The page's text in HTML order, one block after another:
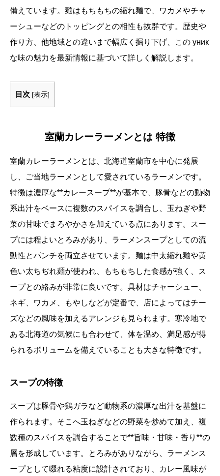
備えています。麺はもちもちの縮れ麺で、ワカメやチャ
ーシューなどのトッピングとの相性も抜群です。歴史や
作り方、他地域との違いまで幅広く掘り下げ、この уник
な味の魅力を最新情報に基づいて詳しく解説します。
目次 [表示]
室蘭カレーラーメンとは 特徴
室蘭カレーラーメンとは、北海道室蘭市を中心に発展
し、ご当地ラーメンとして愛されているラーメンです。
特徴は濃厚な**カレースープ**が基本で、豚骨などの動物
系出汁をベースに複数のスパイスを調合し、玉ねぎや野
菜の甘味でまろやかさを加えている点にあります。スー
プには程よいとろみがあり、ラーメンスープとしての流
動性とパンチを両立させています。麺は中太縮れ麺や黄
色い太ちぢれ麺が使われ、もちもちした食感が強く、ス
ープとの絡みが非常に良いです。具材はチャーシュー、
ネギ、ワカメ、もやしなどが定番で、店によってはチー
ズなどの風味を加えるアレンジも見られます。寒冷地で
ある北海道の気候にも合わせて、体を温め、満足感が得
られるボリュームを備えていることも大きな特徴です。
スープの特徴
スープは豚骨や鶏ガラなど動物系の濃厚な出汁を基盤に
作られます。そこへ玉ねぎなどの野菜を炒めて加え、複
数種のスパイスを調合することで**旨味・甘味・香り**の
層を形成しています。とろみがありながら、ラーメンス
ープとして啜れる粘度に設計されており、カレー風味が